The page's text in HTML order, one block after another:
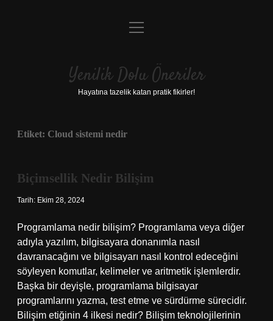
Anasayfa
Yasal Uyarı
menüyü
Yenilik Dolu Öneriler
Hayatına tazelik katan pratik fikirler!
Etiket: Cloud sistemi nedir
Biçimsellik Nedir Bilişim
Tarih: Ekim 28, 2024
Programlama nedir bilişim? Programlama veya diğer
adıyla yazılım, bilgisayara donanımla nasıl
davranacağını ve bilgisayarı nasıl kontrol edeceğini
söyleyen komutlar, kelimeler ve aritmetik işlemlerdir.
Başka bir deyişle, programlama bilgisayar
programlarını yazma, test etme ve sürdürme sürecidir.
Bilişim etiğinin 4 ilkesi nedir? Bilişim teknolojilerinin